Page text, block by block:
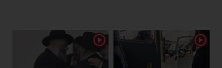
1
1